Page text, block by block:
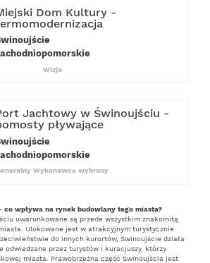
Dom Kultury -
Wizja
Jachtowy w Świnoujściu -
pływające
Wykonawca wybrany
co wpływa na rynek budowlany tego miasta?
uwarunkowane są przede wszystkim znakomitą
Ulokowane jest w atrakcyjnym turystycznie
do innych kurortów, Świnoujście działa
odwiedzane przez turystów i kuracjuszy, którzy
miasta. Prawobrzeżna część Świnoujścia jest